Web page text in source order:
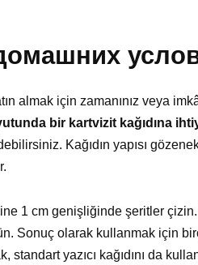
almak için zamanınız veya
bir kartvizit kağıdına
Kağıdın yapısı
1 cm genişliğinde şeritler
Sonuç olarak kullanmak için
standart yazıcı kağıdını da